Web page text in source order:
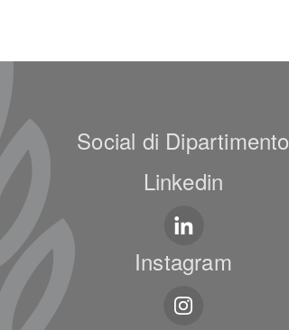
Social di Dipartimento
Linkedin
Instagram